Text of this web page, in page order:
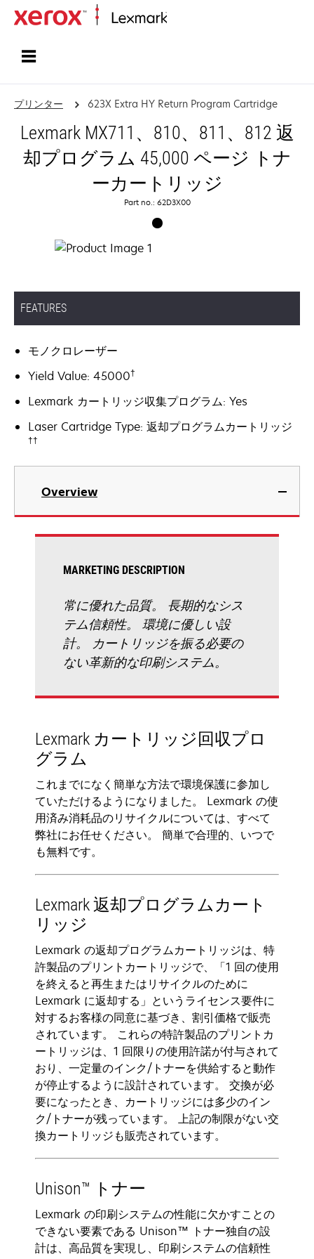
プリンター 623X Extra HY Return Program Cartridge
Lexmark MX711、810、811、812 返
却プログラム 45,000 ページ トナ
ーカートリッジ
Part no.: 62D3X00
FEATURES
モノクロレーザー
Yield Value: 45000†
Lexmark カートリッジ収集プログラム: Yes
Laser Cartridge Type: 返却プログラムカートリッジ
††
Overview
MARKETING DESCRIPTION
常に優れた品質。 長期的なシス
テム信頼性。 環境に優しい設
計。 カートリッジを振る必要の
ない革新的な印刷システム。
Lexmark カートリッジ回収プロ
グラム
これまでになく簡単な方法で環境保護に参加し
ていただけるようになりました。 Lexmark の使
用済み消耗品のリサイクルについては、すべて
弊社にお任せください。 簡単で合理的、いつで
も無料です。
Lexmark 返却プログラムカート
リッジ
Lexmark の返却プログラムカートリッジは、特
許製品のプリントカートリッジで、「1 回の使用
を終えると再生またはリサイクルのために
Lexmark に返却する」というライセンス要件に
対するお客様の同意に基づき、割引価格で販売
されています。 これらの特許製品のプリントカ
ートリッジは、1 回限りの使用許諾が付与されて
おり、一定量のインク/トナーを供給すると動作
が停止するように設計されています。 交換が必
要になったとき、カートリッジには多少のイン
ク/トナーが残っています。 上記の制限がない交
換カートリッジも販売されています。
Unison™ トナー
Lexmark の印刷システムの性能に欠かすことの
できない要素である Unison™ トナー独自の設
計は、高品質を実現し、印刷システムの信頼性